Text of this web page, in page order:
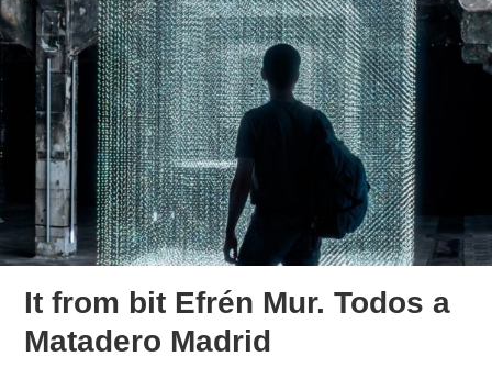
It from bit Efrén Mur. Todos a
Matadero Madrid